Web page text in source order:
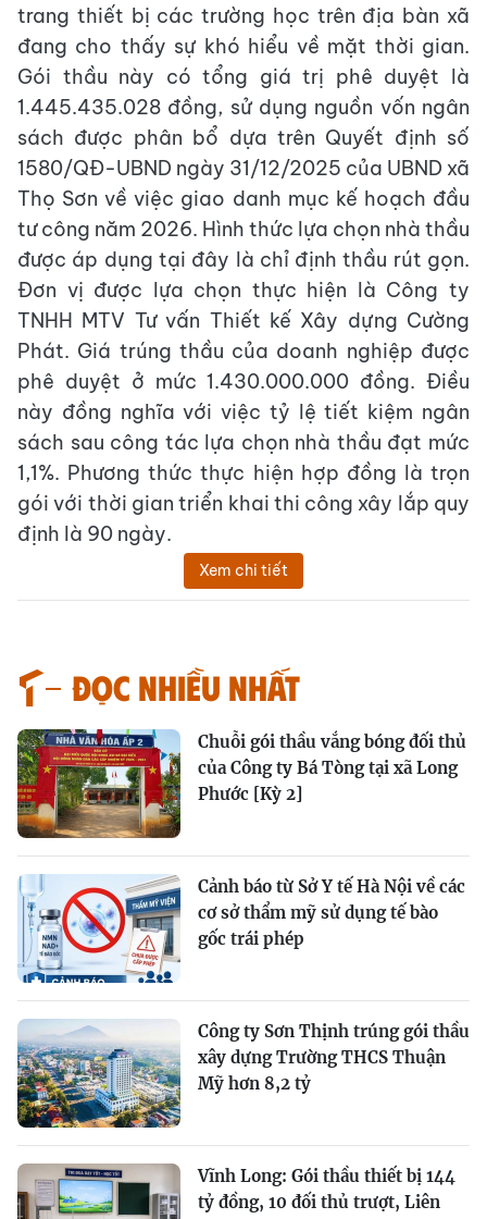
trang thiết bị các trường học trên địa bàn xã
đang cho thấy sự khó hiểu về mặt thời gian.
Gói thầu này có tổng giá trị phê duyệt là
1.445.435.028 đồng, sử dụng nguồn vốn ngân
sách được phân bổ dựa trên Quyết định số
1580/QĐ-UBND ngày 31/12/2025 của UBND xã
Thọ Sơn về việc giao danh mục kế hoạch đầu
tư công năm 2026. Hình thức lựa chọn nhà thầu
được áp dụng tại đây là chỉ định thầu rút gọn.
Đơn vị được lựa chọn thực hiện là Công ty
TNHH MTV Tư vấn Thiết kế Xây dựng Cường
Phát. Giá trúng thầu của doanh nghiệp được
phê duyệt ở mức 1.430.000.000 đồng. Điều
này đồng nghĩa với việc tỷ lệ tiết kiệm ngân
sách sau công tác lựa chọn nhà thầu đạt mức
1,1%. Phương thức thực hiện hợp đồng là trọn
gói với thời gian triển khai thi công xây lắp quy
định là 90 ngày.
Xem chi tiết
Đọc nhiều nhất
Chuỗi gói thầu vắng bóng đối thủ
của Công ty Bá Tòng tại xã Long
Phước [Kỳ 2]
Cảnh báo từ Sở Y tế Hà Nội về các
cơ sở thẩm mỹ sử dụng tế bào
gốc trái phép
Công ty Sơn Thịnh trúng gói thầu
xây dựng Trường THCS Thuận
Mỹ hơn 8,2 tỷ
Vĩnh Long: Gói thầu thiết bị 144
tỷ đồng, 10 đối thủ trượt, Liên